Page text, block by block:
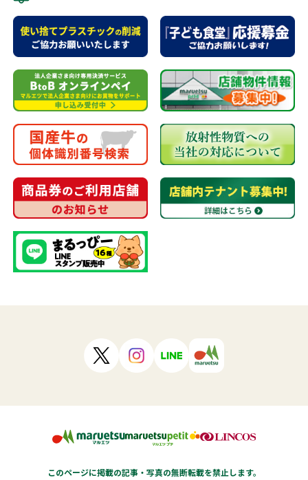
このページに掲載の記事・写真の無断転載を禁止します。